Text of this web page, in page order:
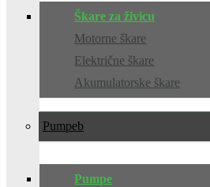
Škare za živicu
Motorne škare
Električne škare
Akumulatorske škare
Pumpe
Pumpe